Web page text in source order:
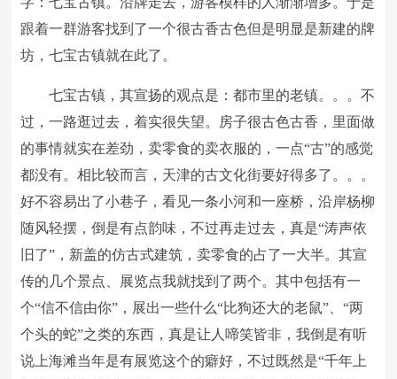
跟着一群游客找到了一个很古香古色但是明显是新建的牌
坊，七宝古镇就在此了。
七宝古镇，其宣扬的观点是：都市里的老镇。。。不
过，一路逛过去，着实很失望。房子很古色古香，里面做
的事情就实在差劲，卖零食的卖衣服的，一点“古”的感觉
都没有。相比较而言，天津的古文化街要好得多了。。。
好不容易出了小巷子，看见一条小河和一座桥，沿岸杨柳
随风轻摆，倒是有点韵味，不过再走过去，真是“涛声依
旧了”，新盖的仿古式建筑，卖零食的占了一大半。其宣
传的几个景点、展览点我就找到了两个。其中包括有一
个“信不信由你”，展出一些什么“比狗还大的老鼠”、“两
个头的蛇”之类的东西，真是让人啼笑皆非，我倒是有听
说上海滩当年是有展览这个的癖好，不过既然是“千年上